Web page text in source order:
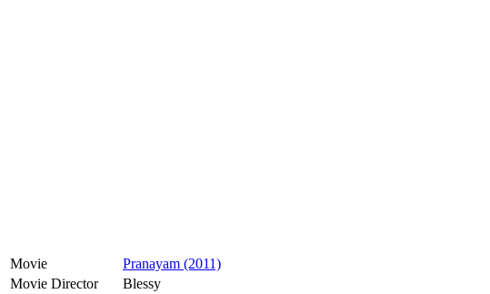
Movie
Pranayam (2011)
Movie Director
Blessy